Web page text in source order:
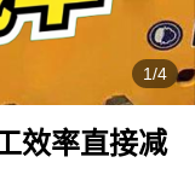
1/4
效率直接减